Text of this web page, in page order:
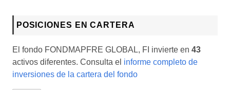
POSICIONES EN CARTERA
El fondo FONDMAPFRE GLOBAL, FI invierte en 43
activos diferentes. Consulta el informe completo de
inversiones de la cartera del fondo